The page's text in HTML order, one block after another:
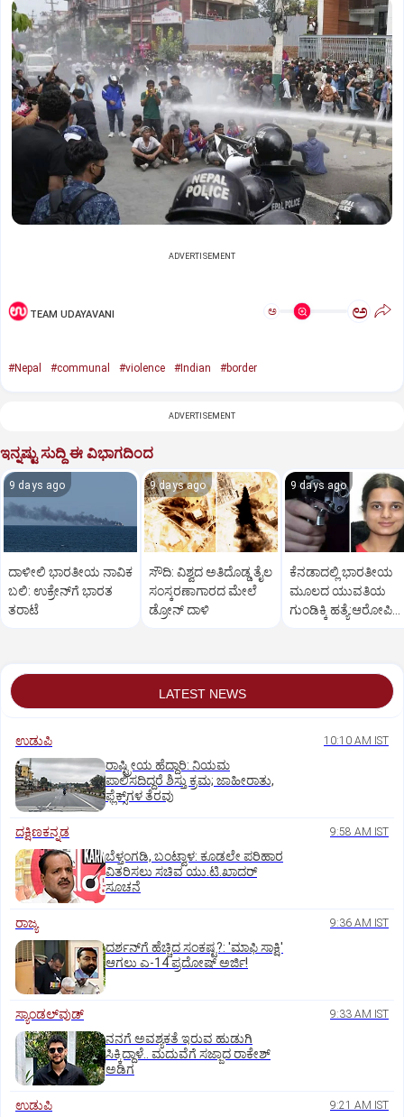
ADVERTISEMENT
TEAM UDAYAVANI ಅ ಅ
#Nepal #communal #violence #Indian #border
ADVERTISEMENT
ಇನ್ನಷ್ಟು ಸುದ್ದಿ ಈ ವಿಭಾಗದಿಂದ
9 days ago
ದಾಳೀಲಿ ಭಾರತೀಯ ನಾವಿಕ
ಬಲಿ: ಉಕ್ರೇನ್‌ಗೆ ಭಾರತ
ತರಾಟೆ
9 days ago
ಸೌದಿ: ವಿಶ್ವದ ಅತಿದೊಡ್ಡ ತೈಲ
ಸಂಸ್ಕರಣಾಗಾರದ ಮೇಲೆ
ಡ್ರೋನ್ ದಾಳಿ
9 days ago
ಕೆನಡಾದಲ್ಲಿ ಭಾರತೀಯ
ಮೂಲದ ಯುವತಿಯ
ಗುಂಡಿಕ್ಕಿ ಹತ್ಯೆ:ಆರೋಪಿ
LATEST NEWS
ಉಡುಪಿ 10:10 AM IST
ರಾಷ್ಟ್ರೀಯ ಹೆದ್ದಾರಿ: ನಿಯಮ
ಪಾಲಿಸದಿದ್ದರೆ ಶಿಸ್ತು ಕ್ರಮ; ಜಾಹೀರಾತು,
ಫ್ಲೆಕ್ಸ್‌ಗಳ ತೆರವು
ದಕ್ಷಿಣಕನ್ನಡ 9:58 AM IST
ಬೆಳ್ತಂಗಡಿ, ಬಂಟ್ವಾಳ: ಕೂಡಲೇ ಪರಿಹಾರ
ವಿತರಿಸಲು ಸಚಿವ ಯು.ಟಿ.ಖಾದರ್‌
ಸೂಚನೆ
ರಾಜ್ಯ 9:36 AM IST
ದರ್ಶನ್‌ಗೆ ಹೆಚ್ಚಿದ ಸಂಕಷ್ಟ?: 'ಮಾಫಿ ಸಾಕ್ಷಿ'
ಆಗಲು ಎ-14 ಪ್ರದೋಷ್ ಅರ್ಜಿ!
ಸ್ಯಾಂಡಲ್‌ವುಡ್‌ 9:33 AM IST
ನನಗೆ ಅವಶ್ಯಕತೆ ಇರುವ ಹುಡುಗಿ
ಸಿಕ್ಕಿದ್ದಾಳೆ.. ಮದುವೆಗೆ ಸಜ್ಜಾದ ರಾಕೇಶ್
ಅಡಿಗ
ಉಡುಪಿ 9:21 AM IST